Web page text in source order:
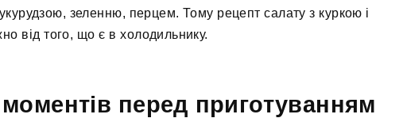
зеленню, перцем. Тому рецепт салату з куркою і
від того, що є в холодильнику.
перед приготуванням